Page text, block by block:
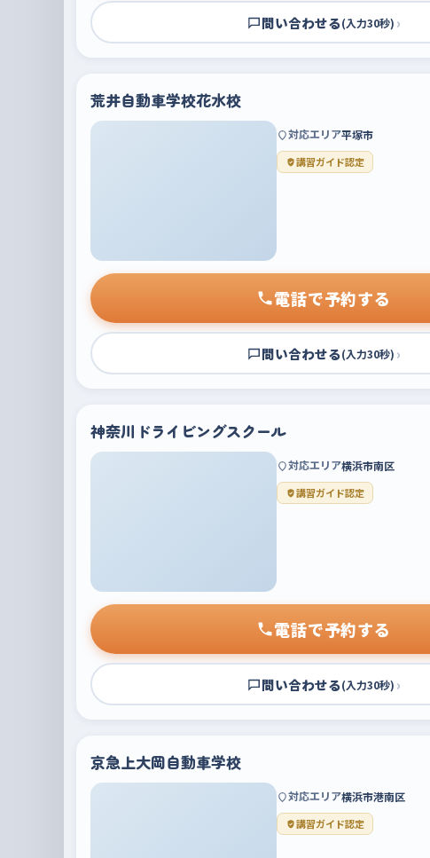
問い合わせる(入力30秒) ›
荒井自動車学校花水校
対応エリア平塚市
講習ガイド認定
電話で予約する
問い合わせる(入力30秒) ›
神奈川ドライビングスクール
対応エリア横浜市南区
講習ガイド認定
電話で予約する
問い合わせる(入力30秒) ›
京急上大岡自動車学校
対応エリア横浜市港南区
講習ガイド認定